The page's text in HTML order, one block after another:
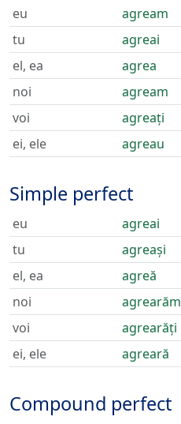
eu
agream
tu
agreai
el, ea
agrea
noi
agream
voi
agreați
ei, ele
agreau
Simple perfect
eu
agreai
tu
agreași
el, ea
agreă
noi
agrearăm
voi
agrearăți
ei, ele
agreară
Compound perfect